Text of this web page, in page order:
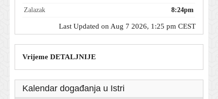
Zalazak
8:24pm
Last Updated on Aug 7 2026, 1:25 pm CEST
Vrijeme DETALJNIJE
Kalendar događanja u Istri